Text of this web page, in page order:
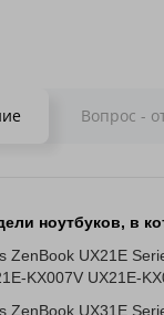
Вопрос -
ноутбуков, в
ZenBook UX21E
KX007V UX21E-
ZenBook UX31E